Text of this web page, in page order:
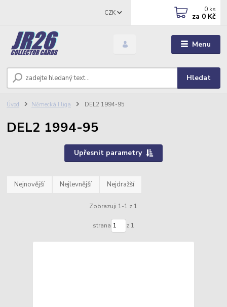
Menu
CZK
Hledat
0 ks
za 0 Kč
Úvod Německá I.liga DEL2 1994-95
DEL2 1994-95
Upřesnit parametry
Nejnovější Nejlevnější Nejdražší
Zobrazuji 1-1 z 1
strana z 1